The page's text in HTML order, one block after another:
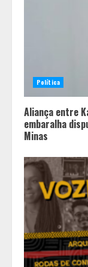
Política
Aliança entre
embaralha
Minas